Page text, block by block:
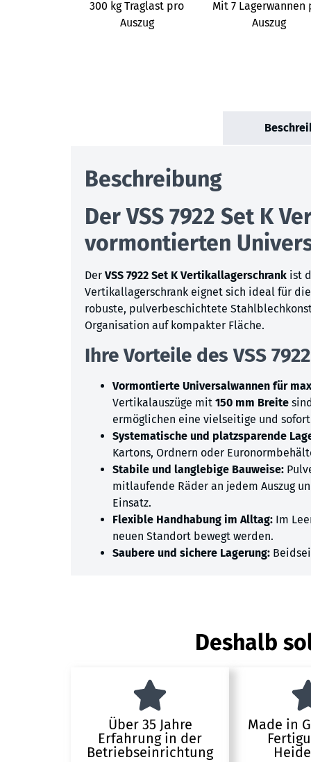
300 kg Traglast pro
Auszug
Mit 7 Lagerwannen
Auszug
Beschreibung
Der VSS 7922 Set K
vormontierten
Der VSS 7922 Set K Vertikallagerschrank ist
Vertikallagerschrank eignet sich ideal für
robuste, pulverbeschichtete
Organisation auf kompakter Fläche.
Ihre Vorteile des VSS
Vormontierte Universalwannen für
Vertikalauszüge mit 150 mm Breite
ermöglichen eine vielseitige und
Systematische und platzsparende
Kartons, Ordnern oder
Stabile und langlebige Bauweise:
mitlaufende Räder an jedem Auszug
Einsatz.
Flexible Handhabung im Alltag: Im
neuen Standort bewegt werden.
Saubere und sichere Lagerung:
Deshalb
Über 35 Jahre
Erfahrung in der
Betriebseinrichtung
Made in